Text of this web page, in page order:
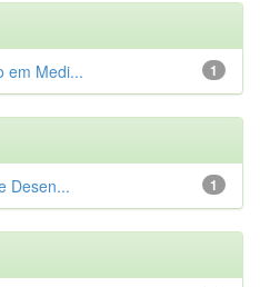
1
em Medi...
1
Desen...